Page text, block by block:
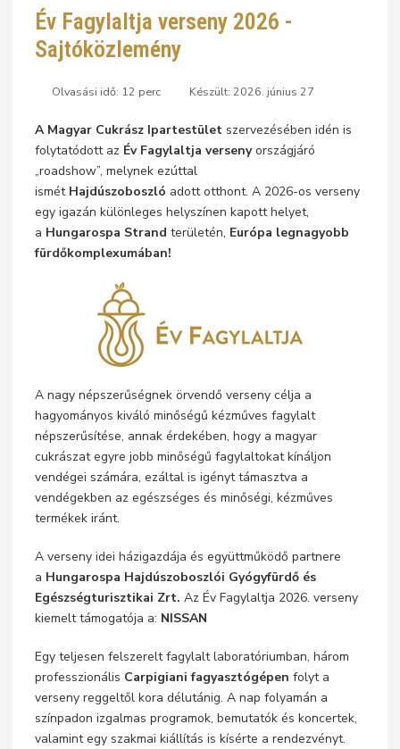
Év Fagylaltja verseny 2026 -
Sajtóközlemény
Olvasási idő: 12 perc Készült: 2026. június 27
A Magyar Cukrász Ipartestület szervezésében idén is
folytatódott az Év Fagylaltja versenyországjáró
„roadshow”, melynek ezúttal
ismétHajdúszoboszló adott otthont. A 2026-os verseny
egy igazán különleges helyszínen kapott helyet,
a Hungarospa Strandterületén, Európa legnagyobb
fürdőkomplexumában!
A nagy népszerűségnek örvendő verseny célja a
hagyományos kiváló minőségű kézműves fagylalt
népszerűsítése, annak érdekében, hogy a magyar
cukrászat egyre jobb minőségű fagylaltokat kínáljon
vendégei számára, ezáltal is igényt támasztva a
vendégekben az egészséges és minőségi, kézműves
termékek iránt.
A verseny idei házigazdája és együttműködő partnere
a Hungarospa Hajdúszoboszlói Gyógyfürdő és
Egészségturisztikai Zrt. Az Év Fagylaltja 2026. verseny
kiemelt támogatója a: NISSAN
Egy teljesen felszerelt fagylalt laboratóriumban, három
professzionális Carpigiani fagyasztógépen folyt a
verseny reggeltől kora délutánig. A nap folyamán a
színpadon izgalmas programok, bemutatók és koncertek,
valamint egy szakmai kiállítás is kísérte a rendezvényt.